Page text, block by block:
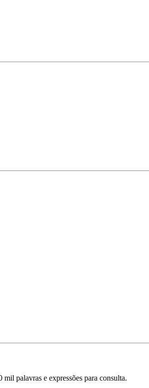
palavras e expressões para consulta.